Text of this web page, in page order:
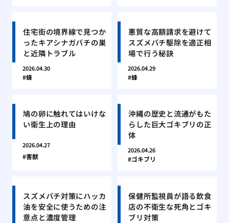
住宅街の境界線で見つか
ったキアシナガバチの巣
と近隣トラブル
2026.04.30
蜂
悪質な高額請求を避けて
スズメバチ駆除を適正相
場で行う秘訣
2026.04.29
蜂
鳩の卵に触れてはいけな
い衛生上の理由
2026.04.27
害獣
沖縄の歴史と流通がもた
らした巨大ゴキブリの正
体
2026.04.26
ゴキブリ
スズメバチ対策にハッカ
油を安全に使うための注
意点と濃度管理
保健所監視員が語る飲食
店の不衛生な死角とゴキ
ブリ対策